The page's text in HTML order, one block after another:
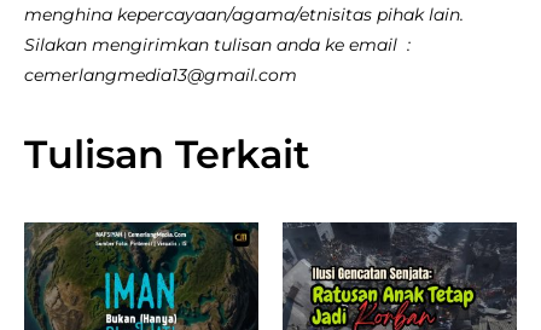
menghina kepercayaan/agama/etnisitas pihak lain.
Silakan mengirimkan tulisan anda ke email :
cemerlangmedia13@gmail.com
Tulisan Terkait